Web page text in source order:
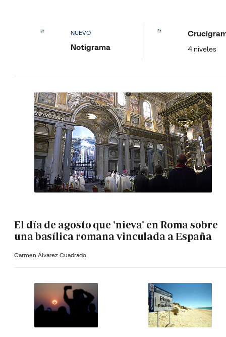
NUEVO
Notigrama 4 niveles
El día de agosto que 'nieva' en Roma sobre
una basílica romana vinculada a España
Carmen Álvarez Cuadrado